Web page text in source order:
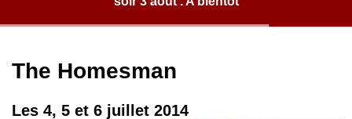
The Homesman
Les 4, 5 et 6 juillet 2014